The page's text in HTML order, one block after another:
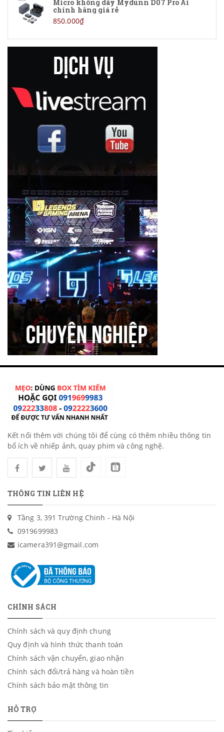
Benro
JOBY
QZSD
ZGCINE
Miliboo
NNS
Godox
Meiking
Cima Pro
Xiletu
Ugreen
Kingjoy
Qihe
Sevenoak
Yunteng
Nanguang
Rode
Baseus
UURig
AgimbalGear
Gopro
Nanlite
Boya
Pisen
Gậy tự sướng selfie stick các loại
Micro không dây Mydunn D07 Pro Ai
chính hãng giá rẻ
850.000₫
Kết nối thêm với chúng tôi để cùng có thêm nhiều thông tin
bổ ích về nhiếp ảnh, quay phim và công nghệ.
THÔNG TIN LIÊN HỆ
Tầng 3, 391 Trường Chinh - Hà Nội
0919699983
icamera391@gmail.com
CHÍNH SÁCH
Chính sách và quy định chung
Quy định và hình thức thanh toán
Chính sách vận chuyển, giao nhận
Chính sách đổi/trả hàng và hoàn tiền
Chính sách bảo mật thông tin
HỖ TRỢ